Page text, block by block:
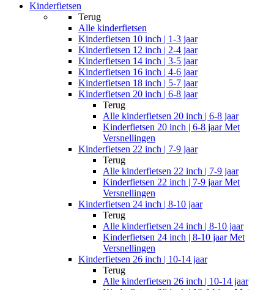
Kinderfietsen
Terug
Alle kinderfietsen
Kinderfietsen 10 inch | 1-3 jaar
Kinderfietsen 12 inch | 2-4 jaar
Kinderfietsen 14 inch | 3-5 jaar
Kinderfietsen 16 inch | 4-6 jaar
Kinderfietsen 18 inch | 5-7 jaar
Kinderfietsen 20 inch | 6-8 jaar
Terug
Alle kinderfietsen 20 inch | 6-8 jaar
Kinderfietsen 20 inch | 6-8 jaar Met
Versnellingen
Kinderfietsen 22 inch | 7-9 jaar
Terug
Alle kinderfietsen 22 inch | 7-9 jaar
Kinderfietsen 22 inch | 7-9 jaar Met
Versnellingen
Kinderfietsen 24 inch | 8-10 jaar
Terug
Alle kinderfietsen 24 inch | 8-10 jaar
Kinderfietsen 24 inch | 8-10 jaar Met
Versnellingen
Kinderfietsen 26 inch | 10-14 jaar
Terug
Alle kinderfietsen 26 inch | 10-14 jaar